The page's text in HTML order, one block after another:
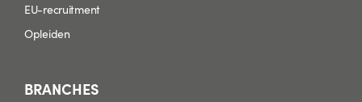
EU-recruitment
Opleiden
BRANCHES